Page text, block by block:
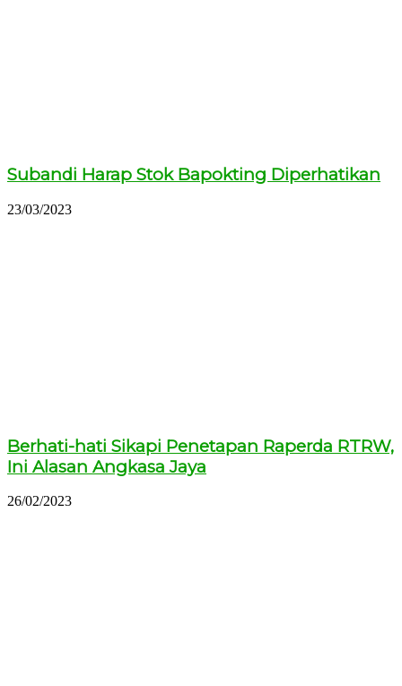
Subandi Harap Stok Bapokting Diperhatikan
23/03/2023
Berhati-hati Sikapi Penetapan Raperda RTRW,
Ini Alasan Angkasa Jaya
26/02/2023